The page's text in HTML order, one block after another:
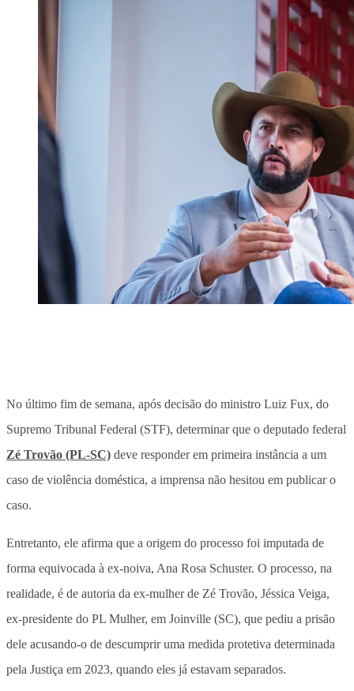
No último fim de semana, após decisão do ministro Luiz Fux, do
Supremo Tribunal Federal (STF), determinar que o deputado federal
Zé Trovão (PL-SC) deve responder em primeira instância a um
caso de violência doméstica, a imprensa não hesitou em publicar o
caso.
Entretanto, ele afirma que a origem do processo foi imputada de
forma equivocada à ex-noiva, Ana Rosa Schuster. O processo, na
realidade, é de autoria da ex-mulher de Zé Trovão, Jéssica Veiga,
ex-presidente do PL Mulher, em Joinville (SC), que pediu a prisão
dele acusando-o de descumprir uma medida protetiva determinada
pela Justiça em 2023, quando eles já estavam separados.